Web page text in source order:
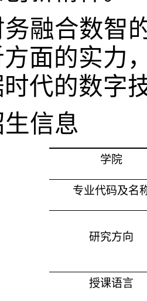
融合数智
面的实力
代的数字
信息
学院
专业代码及名
研究方向
授课语言